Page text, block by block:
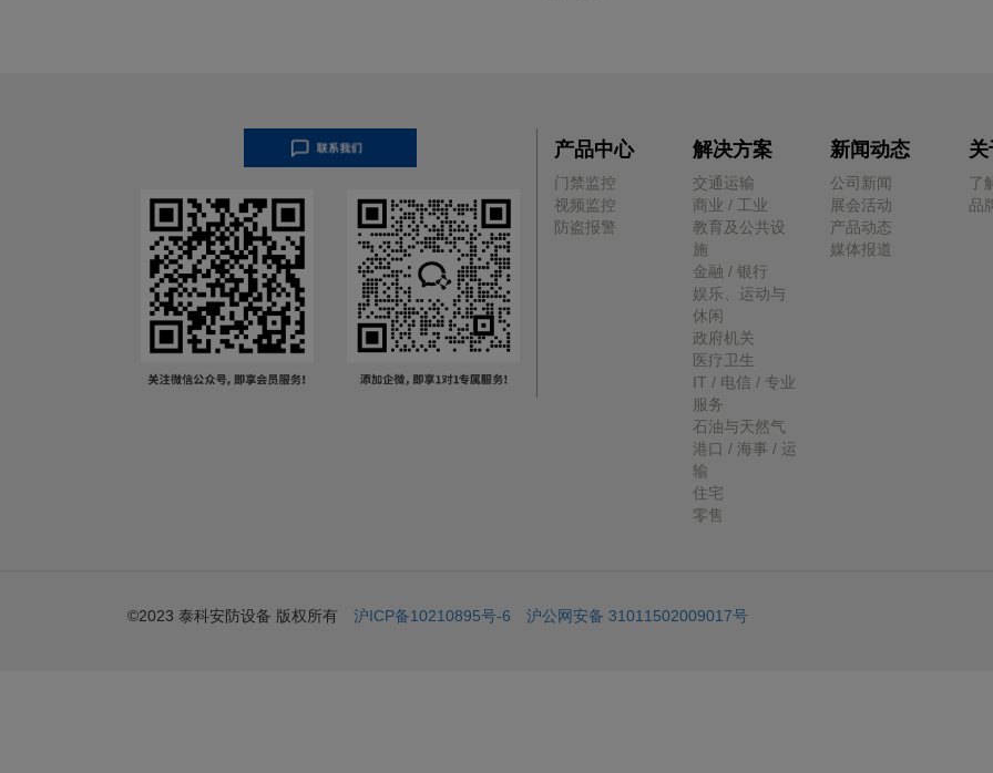
产品中心
门禁监控
视频监控
防盗报警
解决方案
交通运输
商业 / 工业
教育及公共设
施
金融 / 银行
娱乐、运动与
休闲
政府机关
医疗卫生
IT / 电信 / 专业
服务
石油与天然气
港口 / 海事 / 运
输
住宅
零售
新闻动态
公司新闻
展会活动
产品动态
媒体报道
了
品
©2023 泰科安防设备 版权所有 沪ICP备10210895号-6 沪公网安备 31011502009017号